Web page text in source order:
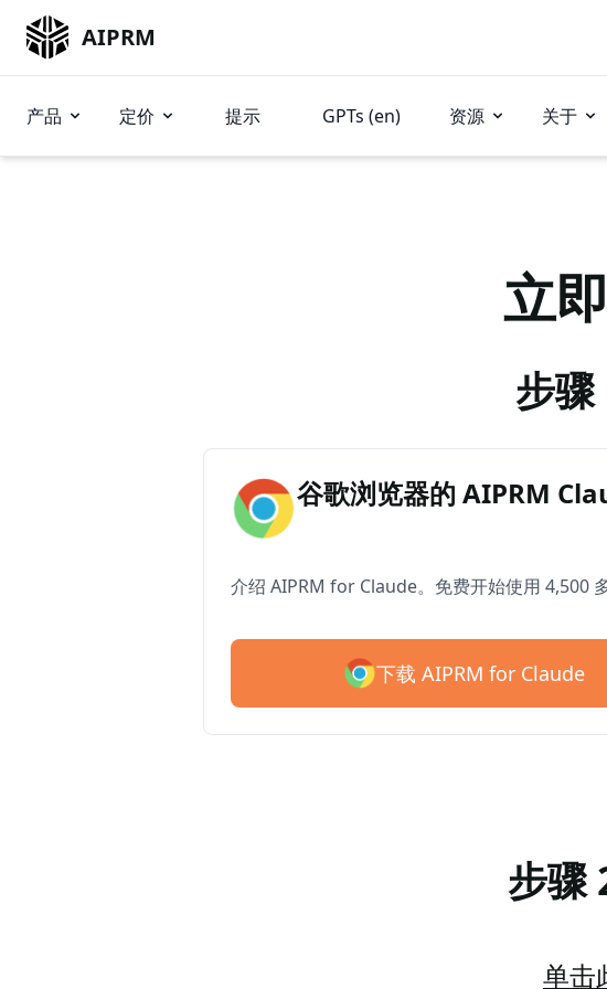
AIPRM
产品 定价 提示 GPTs (en) 资源 关于
立
步
谷歌浏览器的 AIPRM
介绍 AIPRM for Claude。免费开始使用 4,500 多
下载 AIPRM for Claude
步骤
单击